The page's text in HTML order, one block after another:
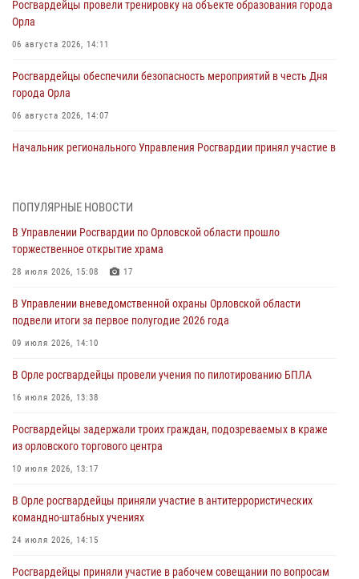
Росгвардейцы провели тренировку на объекте образования города
Орла
06 августа 2026, 14:11
Росгвардейцы обеспечили безопасность мероприятий в честь Дня
города Орла
06 августа 2026, 14:07
Начальник регионального Управления Росгвардии принял участие в
первое полугодие
05 августа 2026, 13:12
совершении противоправных действий
04 августа 2026, 14:21
04 августа 2026, 14:06
предоставлении госуслуг
03 августа 2026, 14:30
ПОПУЛЯРНЫЕ НОВОСТИ
В Управлении Росгвардии по Орловской области прошло
торжественное открытие храма
28 июля 2026, 15:08 17
В Управлении вневедомственной охраны Орловской области
подвели итоги за первое полугодие 2026 года
09 июля 2026, 14:10
В Орле росгвардейцы провели учения по пилотированию БПЛА
16 июля 2026, 13:38
Росгвардейцы задержали троих граждан, подозреваемых в краже
из орловского торгового центра
10 июля 2026, 13:17
В Орле росгвардейцы приняли участие в антитеррористических
командно-штабных учениях
24 июля 2026, 14:15
Росгвардейцы приняли участие в рабочем совещании по вопросам